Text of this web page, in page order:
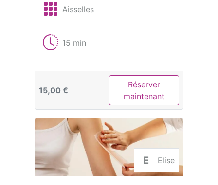
Aisselles
15 min
15,00 €
Réserver
maintenant
E Elise